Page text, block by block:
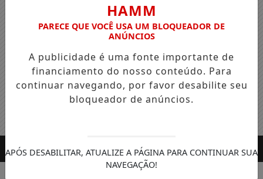
Entrar
HAMM
PARECE QUE VOCÊ USA UM BLOQUEADOR DE
ANÚNCIOS
A publicidade é uma fonte importante de
financiamento do nosso conteúdo. Para
continuar navegando, por favor desabilite seu
bloqueador de anúncios.
APÓS DESABILITAR, ATUALIZE A PÁGINA PARA CONTINUAR SUA
NAVEGAÇÃO!